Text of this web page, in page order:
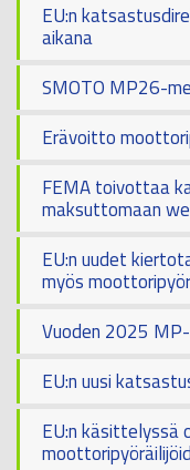
EU:n
aikana
SMOTO MP26-
Erävoitto
FEMA toivottaa
maksuttomaan
EU:n uudet
myös
Vuoden 2025
EU:n uusi
EU:n käsittelyssä